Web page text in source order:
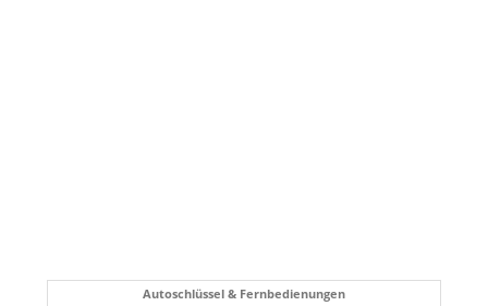
Autoschlüssel & Fernbedienungen